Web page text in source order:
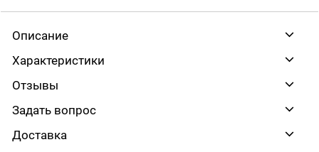
Описание
Характеристики
Отзывы
Задать вопрос
Доставка